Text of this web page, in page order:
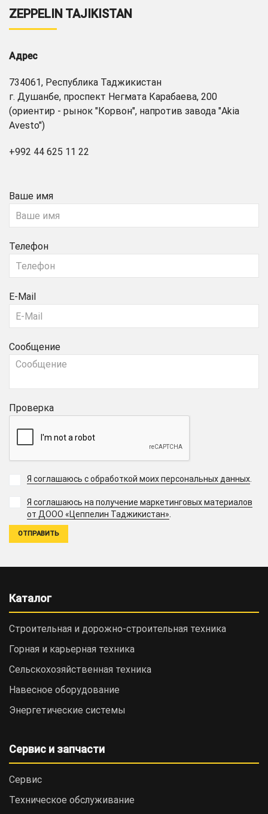
ZEPPELIN TAJIKISTAN
Адрес
734061, Республика Таджикистан
г. Душанбе, проспект Негмата Карабаева, 200
(ориентир - рынок "Корвон", напротив завода "Akia
Avesto")
+992 44 625 11 22
Ваше имя
Телефон
E-Mail
Сообщение
Проверка
Я соглашаюсь с обработкой моих персональных данных.
Я соглашаюсь на получение маркетинговых материалов
от ДООО «Цеппелин Таджикистан».
Каталог
Строительная и дорожно-cтроительная техника
Горная и карьерная техника
Сельскохозяйственная техника
Навесное оборудование
Энергетические системы
Сервис и запчасти
Сервис
Техническое обслуживание